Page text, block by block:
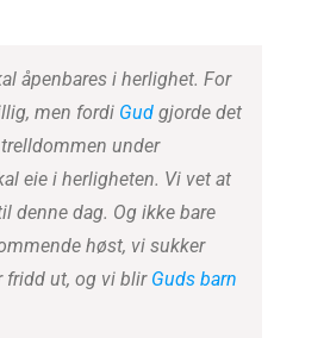
åpenbares i herlighet. For
men fordi Gud gjorde det
under
eie i herligheten. Vi vet at
denne dag. Og ikke bare
høst, vi sukker
fridd ut, og vi blir Guds barn